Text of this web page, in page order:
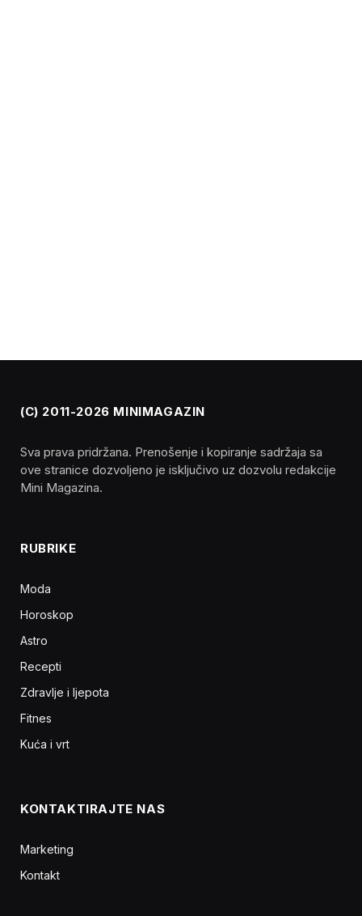
(C) 2011-2026 MINIMAGAZIN
Sva prava pridržana. Prenošenje i kopiranje sadržaja sa
ove stranice dozvoljeno je isključivo uz dozvolu redakcije
Mini Magazina.
RUBRIKE
Moda
Horoskop
Astro
Recepti
Zdravlje i ljepota
Fitnes
Kuća i vrt
KONTAKTIRAJTE NAS
Marketing
Kontakt